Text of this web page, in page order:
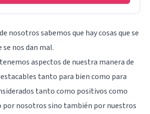
nosotros sabemos que hay cosas que se
se nos dan mal.
aspectos de nuestra manera de
tanto para bien como para
tanto como positivos como
por nosotros sino también por nuestros